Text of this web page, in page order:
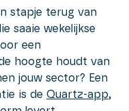
stapje terug van
saaie wekelijkse
een
hoogte houdt van
jouw sector? Een
is de Quartz-app,